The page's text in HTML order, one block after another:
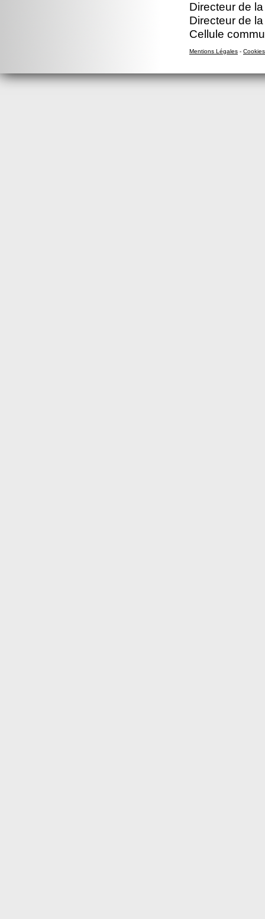
Directeur de
Directeur de
Cellule
Mentions Légales - Cookies